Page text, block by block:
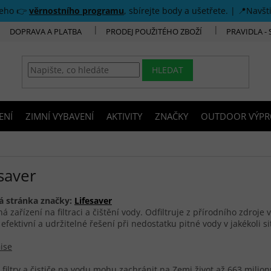
👉 věrnostního programu, sbírejte body a ušetřete. |
DOPRAVA A PLATBA PRODEJ POUŽITÉHO ZBOŽÍ PRAVIDLA -
HLEDAT
ZIMNÍ VYBAVENÍ AKTIVITY ZNAČKY OUTDOOR
stránka značky: Lifesaver
zařízení na filtraci a čištění vody. Odfiltruje z přírodního zdroje
efektivní a udržitelné řešení při nedostatku pitné vody v jakékoli